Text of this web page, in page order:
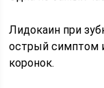
Лидокаин при
острый симптом
коронок.